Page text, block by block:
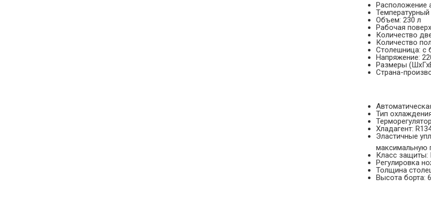
Расположение
Объем: 230 л
Рабочая
Количество
Количество
Столешница: с
Напряжение:
Размеры
Страна-
Тип
Хладагент:
Эластичные
максимальную
Класс защиты:
Регулировка
Толщина
Высота борта: